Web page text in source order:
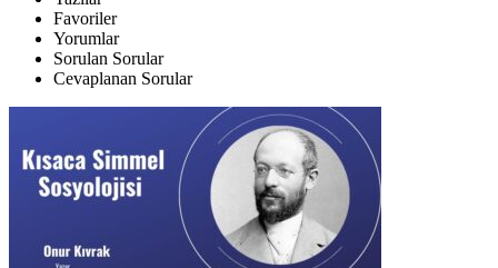
Favoriler
Yorumlar
Sorulan Sorular
Cevaplanan Sorular